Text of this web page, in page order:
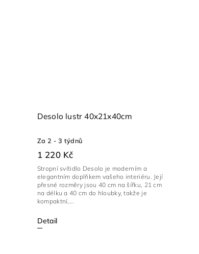
Desolo lustr 40x21x40cm
Za 2 - 3 týdnů
1 220 Kč
Detail
Stropní svítidlo Desolo je moderním a
elegantním doplňkem vašeho interiéru. Její
přesné rozměry jsou 40 cm na šířku, 21 cm
na délku a 40 cm do hloubky, takže je
kompaktní,...